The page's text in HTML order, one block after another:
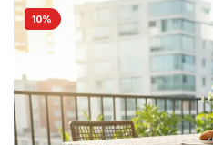
10%